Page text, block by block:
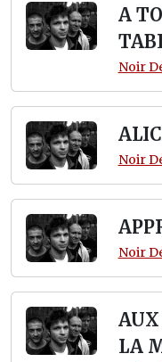
A
Noir
Noir
Noir
AUX
LA